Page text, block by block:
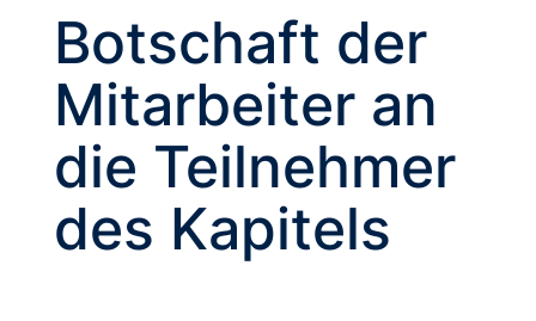
Botschaft der
Mitarbeiter an
die Teilnehmer
des Kapitels